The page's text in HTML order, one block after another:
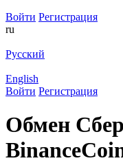
Войти Регистрация
ru
Русский
English
Войти Регистрация
Обмен